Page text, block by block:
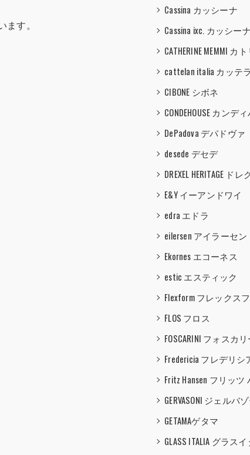
す。
Cassina カッシーナ
Cassina ixc. カッシー
CATHERINE MEMMI カ
cattelan italia カッテ
CIBONE シボネ
CONDEHOUSE カンデ
DePadova デパドヴァ
desede デセデ
DREXEL HERITAGE ド
E&Y イーアンドワイ
edra エドラ
eilersen アイラーセン
Ekornes エコーネス
estic エスティック
Flexform フレックス
FLOS フロス
FOSCARINI フォスカ
Fredericia フレデリシ
Fritz Hansen フリッツ
GERVASONI ジェルバ
GETAMAゲタマ
GLASS ITALIA グラス